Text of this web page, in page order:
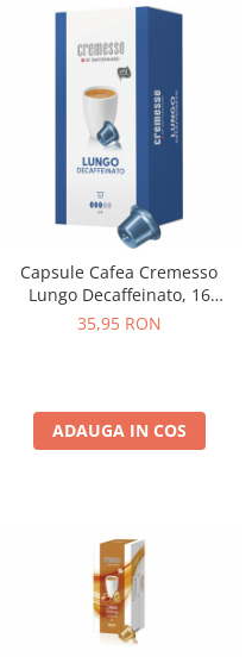
Capsule Cafea Cremesso
Lungo Decaffeinato, 16
capsule, 96g.
35,95 RON
ADAUGA IN COS